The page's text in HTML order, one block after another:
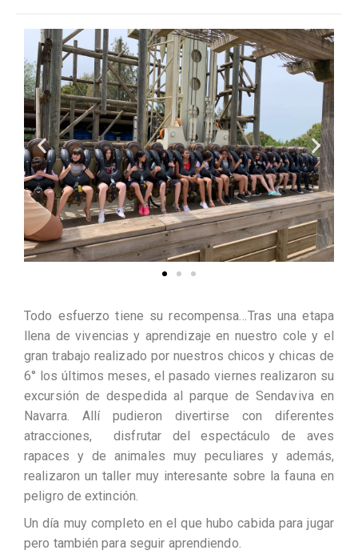
Todo esfuerzo tiene su recompensa…Tras una etapa
llena de vivencias y aprendizaje en nuestro cole y el
gran trabajo realizado por nuestros chicos y chicas de
6° los últimos meses, el pasado viernes realizaron su
excursión de despedida al parque de Sendaviva en
Navarra. Allí pudieron divertirse con diferentes
atracciones, disfrutar del espectáculo de aves
rapaces y de animales muy peculiares y además,
realizaron un taller muy interesante sobre la fauna en
peligro de extinción.
Un día muy completo en el que hubo cabida para jugar
pero también para seguir aprendiendo.